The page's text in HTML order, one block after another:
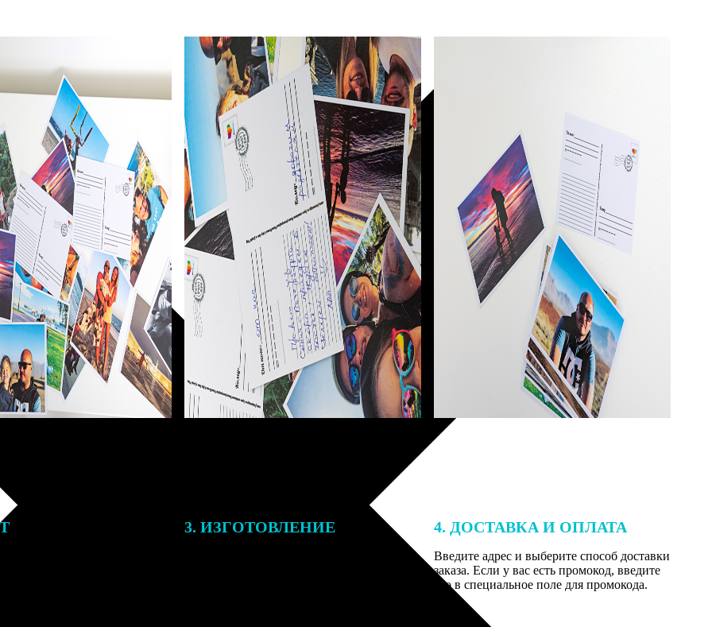
заказа к печати
могут связаться с Вами
телефону или email для
3. ИЗГОТОВЛЕНИЕ 4. ДОСТАВКА И ОПЛАТА
Введите адрес и выберите способ доставки
заказа. Если у вас есть промокод, введите
его в специальное поле для промокода.